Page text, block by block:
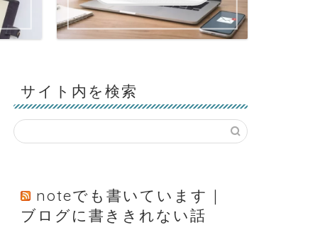
サイト内を検索
noteでも書いています｜
ブログに書ききれない話